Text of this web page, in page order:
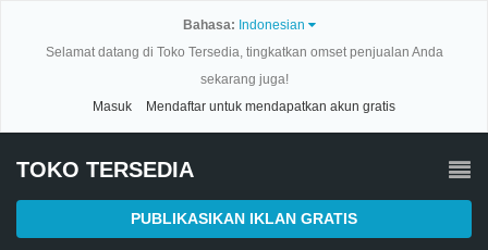
Bahasa: Indonesian
Selamat datang di Toko Tersedia, tingkatkan omset penjualan Anda
sekarang juga!
Masuk
Mendaftar untuk mendapatkan akun gratis
TOKO TERSEDIA
PUBLIKASIKAN IKLAN GRATIS